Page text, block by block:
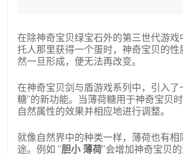
在除神奇宝贝绿宝石外的第三世代游戏
托人那里获得一个蛋时，神奇宝贝的性
然一旦形成，便无法再改变。
在神奇宝贝剑与盾游戏系列中，引入了
糖”的新功能。当薄荷糖用于神奇宝贝
自然属性的效果并相应地进行调整。
就像自然界中的种类一样，薄荷也有相
途。例如 ”胆小 薄荷”会增加神奇宝贝